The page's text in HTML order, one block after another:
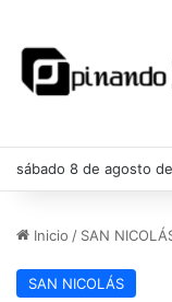
sábado 8 de agosto
Inicio / SAN
SAN NICOLÁS